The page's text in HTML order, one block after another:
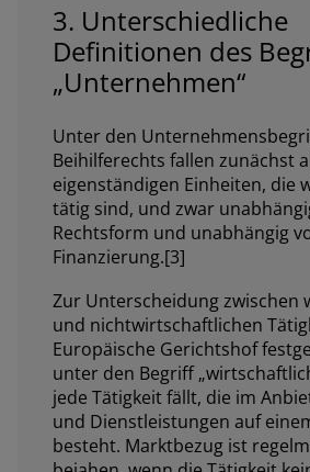
3. Unterschiedliche
Definitionen des
„Unternehmen“
Unter den
Beihilferechts fallen zunächst
eigenständigen Einheiten, die
tätig sind, und zwar
Rechtsform und unabhängig
Finanzierung.[3]
Zur Unterscheidung zwischen
und nichtwirtschaftlichen
Europäische Gerichtshof
unter den Begriff
jede Tätigkeit fällt, die im
und Dienstleistungen auf
besteht. Marktbezug ist